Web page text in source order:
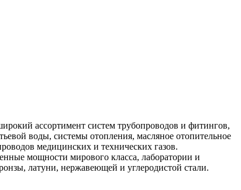
ассортимент систем трубопроводов и фитингов,
воды, системы отопления, масляное отопительное
медицинских и технических газов.
мощности мирового класса, лаборатории и
латуни, нержавеющей и углеродистой стали.